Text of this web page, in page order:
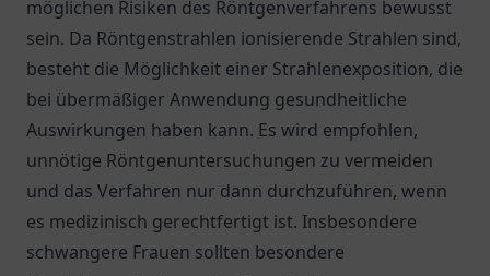
möglichen Risiken des Röntgenverfahrens bewusst
sein. Da Röntgenstrahlen ionisierende Strahlen sind,
besteht die Möglichkeit einer Strahlenexposition, die
bei übermäßiger Anwendung gesundheitliche
Auswirkungen haben kann. Es wird empfohlen,
unnötige Röntgenuntersuchungen zu vermeiden
und das Verfahren nur dann durchzuführen, wenn
es medizinisch gerechtfertigt ist. Insbesondere
schwangere Frauen sollten besondere